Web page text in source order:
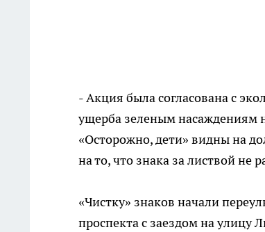
- Акция была согласована с
ущерба зеленым насаждениям
«Осторожно, дети» видны на
на то, что знака за листвой не
«Чистку» знаков начали
проспекта с заездом на улицу